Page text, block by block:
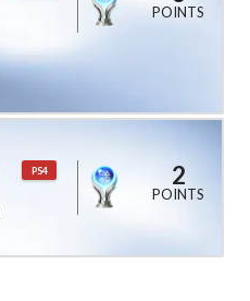
POINTS
PS4 2
POINTS